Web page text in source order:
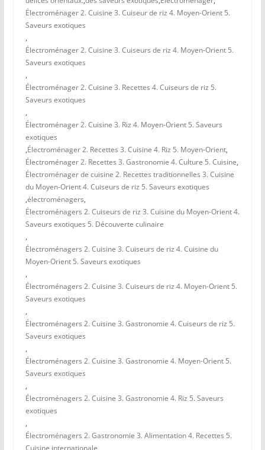
Électroménager 2. Cuisine 3. Cuiseur de riz 4. Moyen-Orient 5.
Saveurs exotiques
,
Électroménager 2. Cuisine 3. Cuiseurs de riz 4. Moyen-Orient 5.
Saveurs exotiques
,
Électroménager 2. Cuisine 3. Recettes 4. Cuiseurs de riz 5.
Saveurs exotiques
,
Électroménager 2. Cuisine 3. Riz 4. Moyen-Orient 5. Saveurs
exotiques
,Électroménager 2. Recettes 3. Cuisine 4. Riz 5. Moyen-Orient,
Électroménager 2. Recettes 3. Gastronomie 4. Culture 5. Cuisine,
Électroménager de cuisine 2. Recettes traditionnelles 3. Cuisine
du Moyen-Orient 4. Cuiseurs de riz 5. Saveurs exotiques
,électroménagers,
Électroménagers 2. Cuiseurs de riz 3. Cuisine du Moyen-Orient 4.
Saveurs exotiques 5. Découverte culinaire
,
Électroménagers 2. Cuisine 3. Cuiseurs de riz 4. Cuisine du
Moyen-Orient 5. Saveurs exotiques
,
Électroménagers 2. Cuisine 3. Cuiseurs de riz 4. Moyen-Orient 5.
Saveurs exotiques
,
Électroménagers 2. Cuisine 3. Gastronomie 4. Cuiseurs de riz 5.
Saveurs exotiques
,
Électroménagers 2. Cuisine 3. Gastronomie 4. Moyen-Orient 5.
Saveurs exotiques
,
Électroménagers 2. Cuisine 3. Gastronomie 4. Riz 5. Saveurs
exotiques
,
Électroménagers 2. Gastronomie 3. Alimentation 4. Recettes 5.
Cuisine internationale